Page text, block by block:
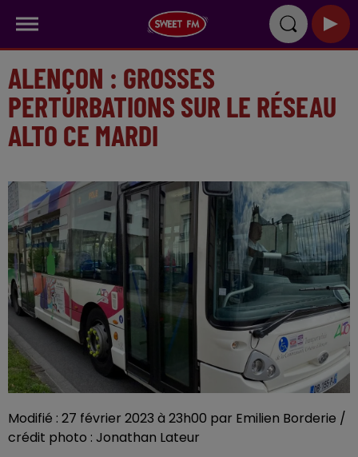
ALENÇON : GROSSES
PERTURBATIONS SUR LE RÉSEAU
ALTO CE MARDI
Modifié : 27 février 2023 à 23h00 par Emilien Borderie /
crédit photo : Jonathan Lateur